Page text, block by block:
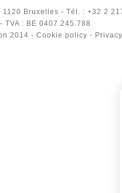
1120 Bruxelles - Tél. : +32 2
TVA : BE 0407.245.788
2014 - Cookie policy -